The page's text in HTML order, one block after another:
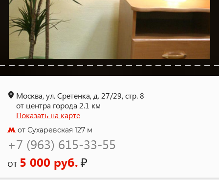
Москва, ул. Сретенка, д. 27/29, стр. 8
от центра города 2.1 км
Показать на карте
от Сухаревская 127 м
+7 (963) 615-33-55
от 5 000 руб.₽